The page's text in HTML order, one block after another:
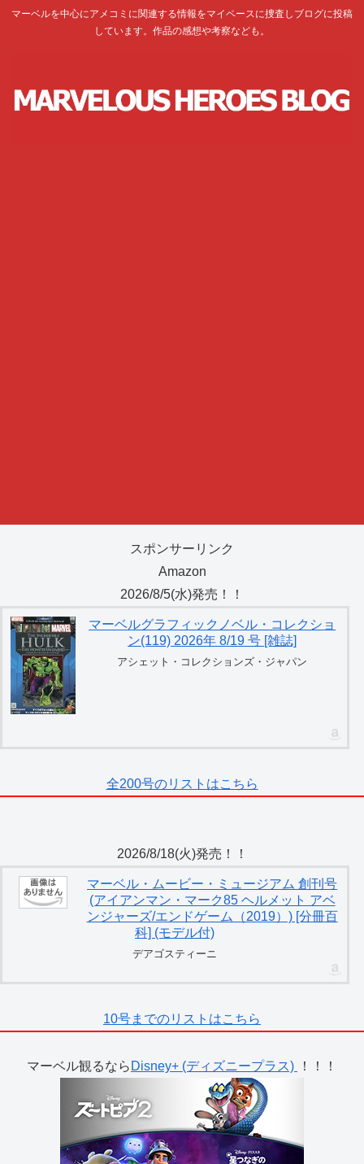
マーベルを中心にアメコミに関連する情報をマイペースに捜査しブログに投稿
しています。作品の感想や考察なども。
スポンサーリンク
Amazon
2026/8/5(水)発売！！
マーベルグラフィックノベル・コレクショ
ン(119) 2026年 8/19 号 [雑誌]
アシェット・コレクションズ・ジャパン
全200号のリストはこちら
2026/8/18(火)発売！！
マーベル・ムービー・ミュージアム 創刊号
(アイアンマン・マーク85 ヘルメット アベ
ンジャーズ/エンドゲーム（2019）) [分冊百
科] (モデル付)
デアゴスティーニ
10号までのリストはこちら
マーベル観るなら Disney+ (ディズニープラス) ！！！